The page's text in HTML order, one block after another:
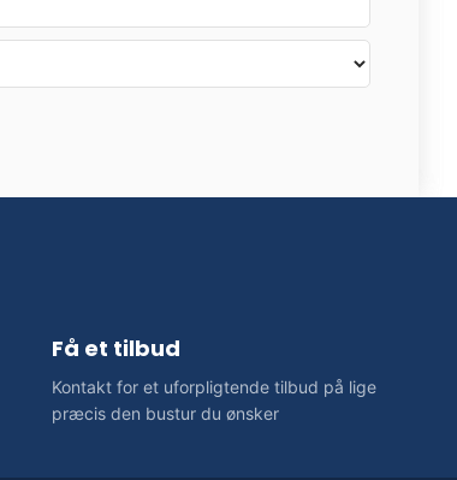
Få et tilbud
Kontakt for et uforpligtende tilbud på lige
præcis den bustur du ønsker